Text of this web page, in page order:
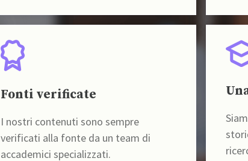
Fonti verificate
I nostri contenuti sono sempre
verificati alla fonte da un team di
accademici specializzati.